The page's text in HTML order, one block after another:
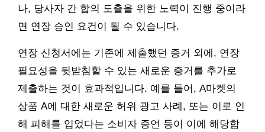
나, 당사자 간 합의 도출을 위한 노력이 진행 중이라
면 연장 승인 요건이 될 수 있습니다.
연장 신청서에는 기존에 제출했던 증거 외에, 연장
필요성을 뒷받침할 수 있는 새로운 증거를 추가로
제출하는 것이 효과적입니다. 예를 들어, A마켓의
상품 A에 대한 새로운 허위 광고 사례, 또는 이로 인
해 피해를 입었다는 소비자 증언 등이 이에 해당합